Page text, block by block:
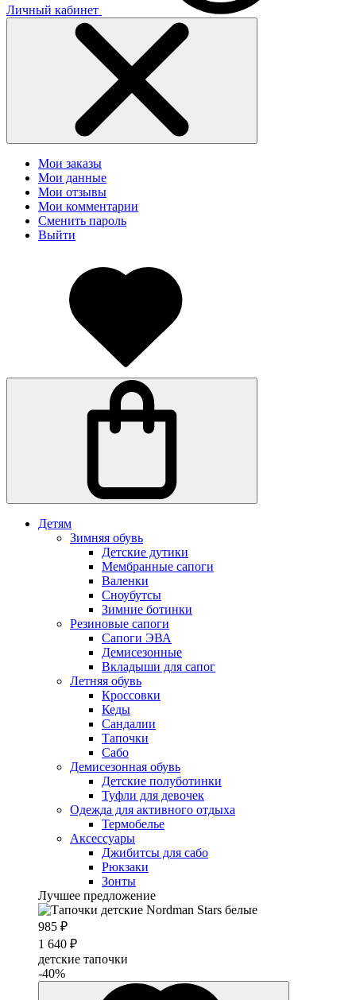
Личный кабинет
Мои заказы
Мои данные
Мои отзывы
Мои комментарии
Сменить пароль
Выйти
Детям
Зимняя обувь
Детские дутики
Мембранные сапоги
Валенки
Сноубутсы
Зимние ботинки
Резиновые сапоги
Сапоги ЭВА
Демисезонные
Вкладыши для сапог
Летняя обувь
Кроссовки
Кеды
Сандалии
Тапочки
Сабо
Демисезонная обувь
Детские полуботинки
Туфли для девочек
Одежда для активного отдыха
Термобелье
Аксессуары
Джибитсы для сабо
Рюкзаки
Зонты
Лучшее предложение
985 ₽
1 640 ₽
детские тапочки
-40%